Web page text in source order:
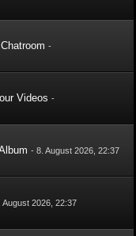
-
Videos -
-8. August 2026, 22:37
August 2026, 22:37